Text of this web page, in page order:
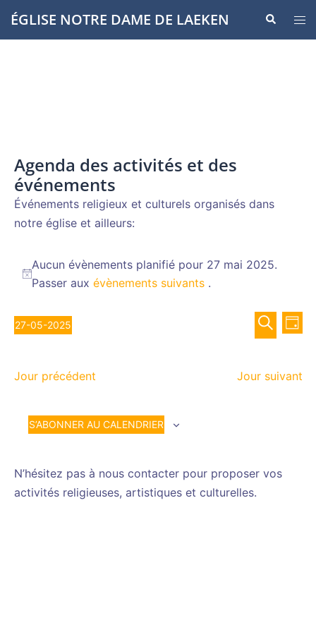
Aller
auÉGLISE NOTRE DAME DE LAEKEN
le
Agenda des activités et des
événements
Événements religieux et culturels organisés dans
notre église et ailleurs:
Évènements
for
mai
Notice
Aucun évènements planifié pour 27 mai 2025.
Passer aux évènements suivants .
et
de
de
JOUR
27-05-2025
date.
Jour précédent Jour suivant
S’ABONNER AU CALENDRIER
N’hésitez pas à nous contacter pour proposer vos
activités religieuses, artistiques et culturelles.